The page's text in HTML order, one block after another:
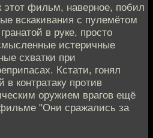
этот фильм, наверное, побил
вскакивания с пулемётом
в руке, просто
истеричные
схватки при
Кстати, гонял
в контратаку против
оружием врагов ещё
"Они сражались за